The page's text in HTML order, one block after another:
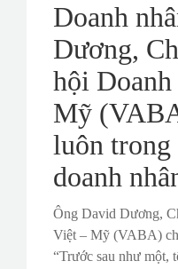
Doanh
Dương,
hội
Mỹ
luôn
doanh
Ông David Dương,
Việt – Mỹ (VABA)
“Trước sau như một,